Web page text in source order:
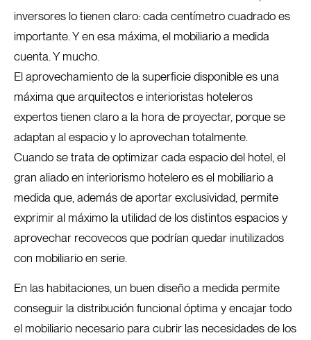
inversores lo tienen claro: cada centímetro cuadrado es
importante. Y en esa máxima, el mobiliario a medida
cuenta. Y mucho.
El aprovechamiento de la superficie disponible es una
máxima que arquitectos e interioristas hoteleros
expertos tienen claro a la hora de proyectar, porque se
adaptan al espacio y lo aprovechan totalmente.
Cuando se trata de optimizar cada espacio del hotel, el
gran aliado en interiorismo hotelero es el mobiliario a
medida que, además de aportar exclusividad, permite
exprimir al máximo la utilidad de los distintos espacios y
aprovechar recovecos que podrían quedar inutilizados
con mobiliario en serie.
En las habitaciones, un buen diseño a medida permite
conseguir la distribución funcional óptima y encajar todo
el mobiliario necesario para cubrir las necesidades de los